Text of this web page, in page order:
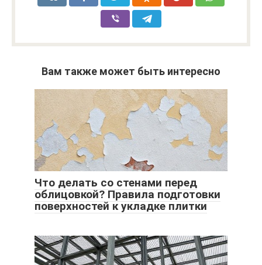
Вам также может быть интересно
Что делать со стенами перед
облицовкой? Правила подготовки
поверхностей к укладке плитки